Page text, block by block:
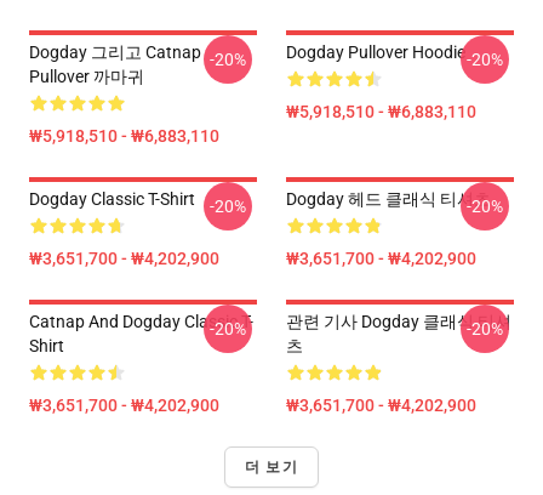
Dogday 그리고 Catnap
Pullover 까마귀
₩5,918,510 - ₩6,883,110
-20% Dogday Pullover Hoodie
₩5,918,510 - ₩6,883,110
-20%
Dogday Classic T-Shirt
₩3,651,700 - ₩4,202,900
-20% Dogday 헤드 클래식 티셔츠
₩3,651,700 - ₩4,202,900
-20%
Catnap And Dogday Classic T-
Shirt
₩3,651,700 - ₩4,202,900
-20%
관련 기사 Dogday 클래식 티셔
츠
₩3,651,700 - ₩4,202,900
-20%
더 보기